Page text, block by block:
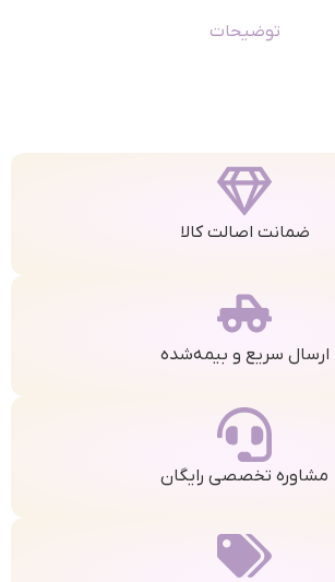
توضیحات
ضمانت اصالت کالا
ارسال سریع و بیمه‌شده
مشاوره تخصصی رایگان